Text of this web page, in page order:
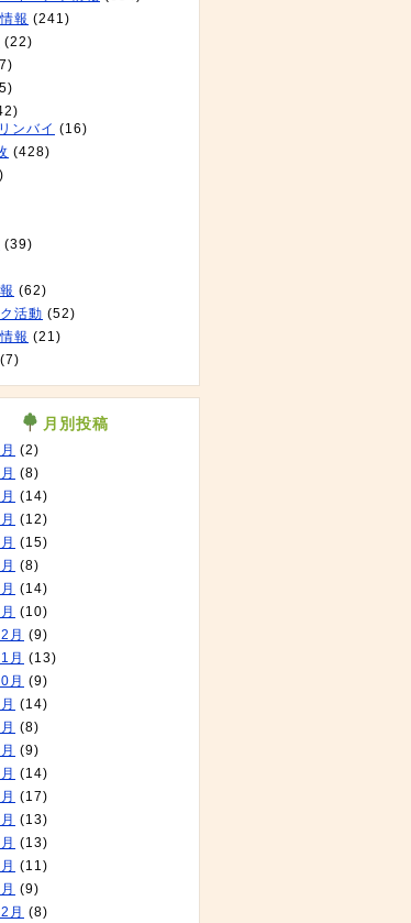
報 (241)
(22)
ンバイ (16)
(428)
(39)
(62)
活動 (52)
報 (21)
(7)
月別投稿
(2)
(8)
(14)
(12)
(15)
(8)
(14)
(10)
月 (9)
月 (13)
月 (9)
(14)
(8)
(9)
(14)
(17)
(13)
(13)
(11)
(9)
月 (8)